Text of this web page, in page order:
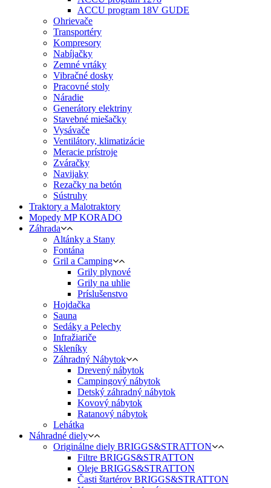
ACCU program 18V GUDE
Ohrievače
Transportéry
Kompresory
Nabíjačky
Zemné vrtáky
Vibračné dosky
Pracovné stoly
Náradie
Generátory elektriny
Stavebné miešačky
Vysávače
Ventilátory, klimatizácie
Meracie prístroje
Zváračky
Navijaky
Rezačky na betón
Sústruhy
Traktory a Malotraktory
Mopedy MP KORADO
Záhrada
Altánky a Stany
Fontána
Gril a Camping
Grily plynové
Grily na uhlie
Príslušenstvo
Hojdačka
Sauna
Sedáky a Pelechy
Infražiariče
Skleníky
Záhradný Nábytok
Drevený nábytok
Campingový nábytok
Detský záhradný nábytok
Kovový nábytok
Ratanový nábytok
Lehátka
Náhradné diely
Originálne diely BRIGGS&STRATTON
Filtre BRIGGS&STRATTON
Oleje BRIGGS&STRATTON
Časti štartérov BRIGGS&STRATTON